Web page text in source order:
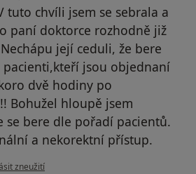
tuto chvíli jsem se sebrala a
paní doktorce rozhodně již
její ceduli, že bere
jsou objednaní
dvě hodiny po
Bohužel hloupě jsem
se bere dle pořadí pacientů.
a nekorektní přístup.
názoru uživatele Váš účet byl odstraněn
zneužití